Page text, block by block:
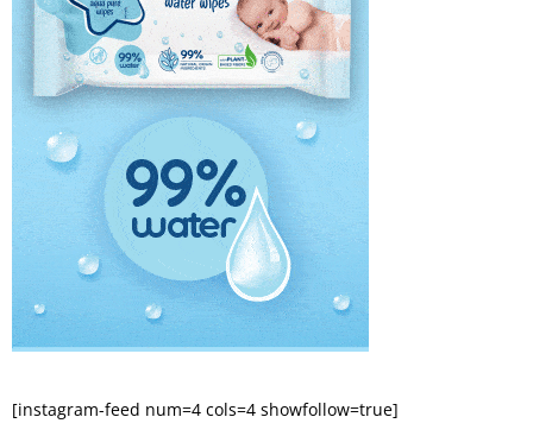
[instagram-feed num=4 cols=4 showfollow=true]